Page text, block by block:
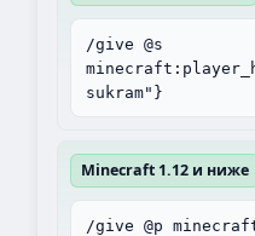
/give @s
sukram"}
Minecraft 1.12 и ниже
/give @p